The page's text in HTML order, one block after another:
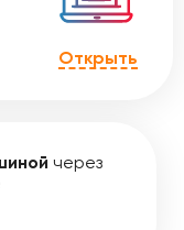
Открыть
через